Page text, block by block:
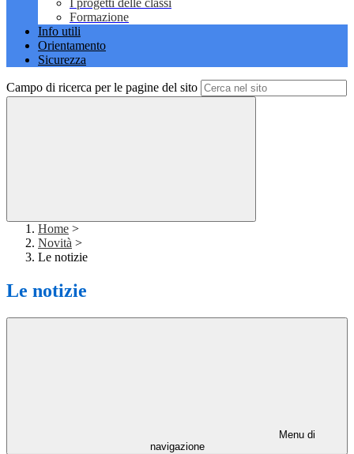
I progetti delle classi
Formazione
Info utili
Orientamento
Sicurezza
Campo di ricerca per le pagine del sito
Home >
Novità >
Le notizie
Le notizie
Menu di
navigazione